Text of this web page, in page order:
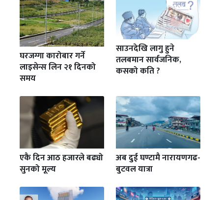
घरजग्गा कारोबार गर्ने
लाइसेन्स लिन २१ दिनको
समय
साउनदेखि लागु हुने
तलबमान सार्वजनिक,
कसको कति ?
एकै दिन आठ हजारले बढ्यो
सुनको मूल्य
अब दुई घण्टामै नारायणगढ-
बुटवल यात्रा